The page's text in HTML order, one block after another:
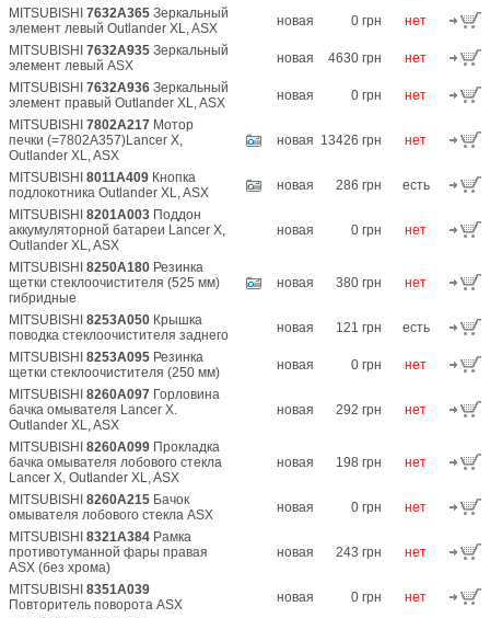
MITSUBISHI 7632A365 Зеркальный
элемент левый Outlander XL, ASX
новая 0 грн
нет
MITSUBISHI 7632A935 Зеркальный
элемент левый ASX
новая 4630 грн
нет
MITSUBISHI 7632A936 Зеркальный
элемент правый Outlander XL, ASX
новая 0 грн
нет
MITSUBISHI 7802A217 Мотор
печки (=7802A357)Lancer X,
Outlander XL, ASX
новая 13426 грн нет
MITSUBISHI 8011A409 Кнопка
подлокотника Outlander XL, ASX
новая 286 грн
есть
MITSUBISHI 8201A003 Поддон
аккумуляторной батареи Lancer X,
Outlander XL, ASX
новая 0 грн нет
MITSUBISHI 8250A180 Резинка
щетки стеклоочистителя (525 мм)
гибридные
новая 380 грн нет
MITSUBISHI 8253A050 Крышка
поводка стеклоочистителя заднего
новая 121 грн
есть
MITSUBISHI 8253A095 Резинка
щетки стеклоочистителя (250 мм)
новая 0 грн
нет
MITSUBISHI 8260A097 Горловина
бачка омывателя Lancer X.
Outlander XL, ASX
новая 292 грн нет
MITSUBISHI 8260A099 Прокладка
бачка омывателя лобового стекла
Lancer X, Outlander XL, ASX
новая 198 грн нет
MITSUBISHI 8260A215 Бачок
омывателя лобового стекла ASX
новая 0 грн
нет
MITSUBISHI 8321A384 Рамка
противотуманной фары правая
ASX (без хрома)
новая 243 грн нет
MITSUBISHI 8351A039
Повторитель поворота ASX
новая 0 грн
нет